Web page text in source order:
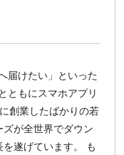
届けたい」といった
ともにスマホアプリ
創業したばかりの若
が全世界でダウン
遂げています。 も